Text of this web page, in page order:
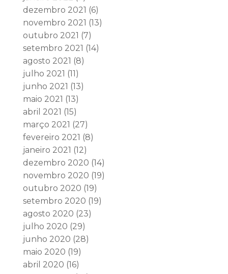
dezembro 2021 (6)
novembro 2021 (13)
outubro 2021 (7)
setembro 2021 (14)
agosto 2021 (8)
julho 2021 (11)
junho 2021 (13)
maio 2021 (13)
abril 2021 (15)
março 2021 (27)
fevereiro 2021 (8)
janeiro 2021 (12)
dezembro 2020 (14)
novembro 2020 (19)
outubro 2020 (19)
setembro 2020 (19)
agosto 2020 (23)
julho 2020 (29)
junho 2020 (28)
maio 2020 (19)
abril 2020 (16)